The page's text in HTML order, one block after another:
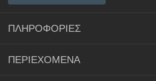
ΠΛΗΡΟΦΟΡΊΕΣ
ΠΕΡΙΕΧΌΜΕΝΑ